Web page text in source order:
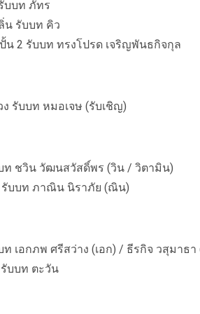
บบท ภัทร
น รับบท คิว
น 2 รับบท ทรงโปรด เจริญพันธกิจกุล
ง รับบท หมอเจษ (รับเชิญ)
ท ชวิน วัฒนสวัสดิ์พร (วิน / วิตามิน)
รับบท ภาณิน นิราภัย (ณิน)
เอกภพ ศรีสว่าง (เอก) / ธีรกิจ วสุมาธา
บบท ตะวัน